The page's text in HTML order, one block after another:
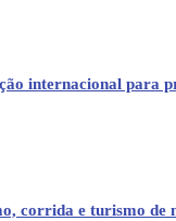
internacional para
corrida e turismo de